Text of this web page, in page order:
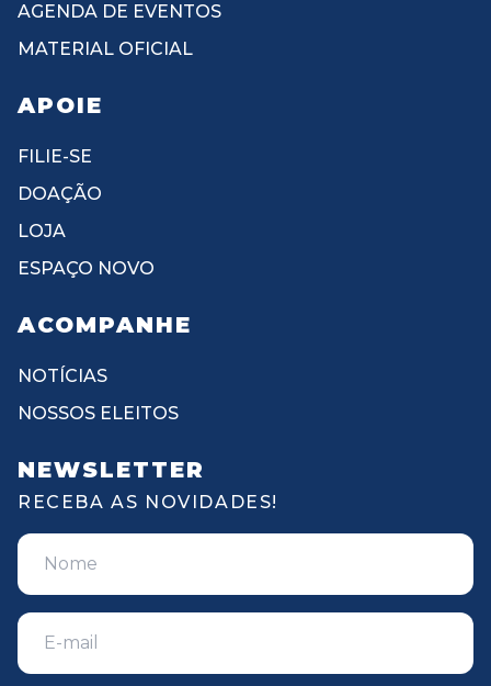
AGENDA DE EVENTOS
MATERIAL OFICIAL
APOIE
FILIE-SE
DOAÇÃO
LOJA
ESPAÇO NOVO
ACOMPANHE
NOTÍCIAS
NOSSOS ELEITOS
NEWSLETTER
RECEBA AS NOVIDADES!